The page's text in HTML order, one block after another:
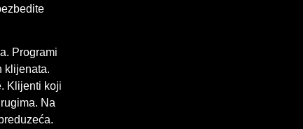
Programi
klijenata.
Klijenti koji
Na